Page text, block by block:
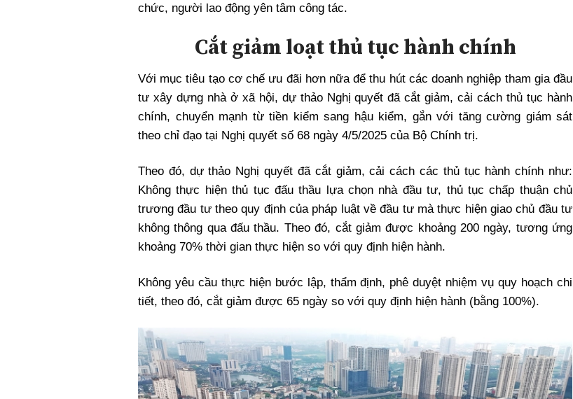
chức, người lao động yên tâm công tác.
Cắt giảm loạt thủ tục hành chính
Với mục tiêu tạo cơ chế ưu đãi hơn nữa để thu hút các doanh nghiệp tham gia đầu
tư xây dựng nhà ở xã hội, dự thảo Nghị quyết đã cắt giảm, cải cách thủ tục hành
chính, chuyển mạnh từ tiền kiểm sang hậu kiểm, gắn với tăng cường giám sát
theo chỉ đạo tại Nghị quyết số 68 ngày 4/5/2025 của Bộ Chính trị.
Theo đó, dự thảo Nghị quyết đã cắt giảm, cải cách các thủ tục hành chính như:
Không thực hiện thủ tục đấu thầu lựa chọn nhà đầu tư, thủ tục chấp thuận chủ
trương đầu tư theo quy định của pháp luật về đầu tư mà thực hiện giao chủ đầu tư
không thông qua đấu thầu. Theo đó, cắt giảm được khoảng 200 ngày, tương ứng
khoảng 70% thời gian thực hiện so với quy định hiện hành.
Không yêu cầu thực hiện bước lập, thẩm định, phê duyệt nhiệm vụ quy hoạch chi
tiết, theo đó, cắt giảm được 65 ngày so với quy định hiện hành (bằng 100%).